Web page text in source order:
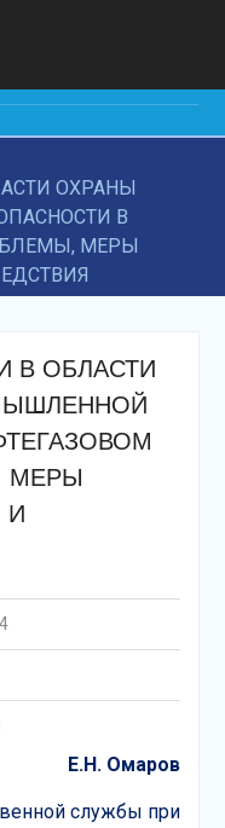
ОХРАНЫ
В
МЕРЫ
В ОБЛАСТИ
МЕРЫ
И
Е.Н. Омаров
службы при